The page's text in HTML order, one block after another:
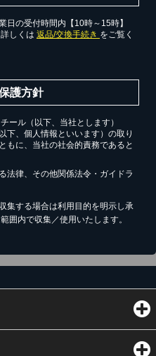
日の受付時間内【10時～15時】
しくは 返品/交換手続き をご覧く
護方針
ール（以下、当社とします）
下、個人情報といいます）の取り
もに、当社の社会的責務であると
法律、その他関係法令・ガイドラ
集する場合は利用目的を明示し承
囲内で収集／使用いたします。